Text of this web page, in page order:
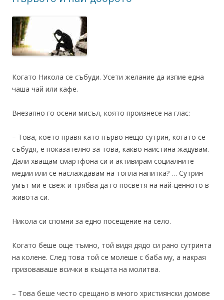
Когато Никола се събуди. Усети желание да изпие една
чаша чай или кафе.
Внезапно го осени мисъл, която произнесе на глас:
– Това, което правя като първо нещо сутрин, когато се
събудя, е показателно за това, какво наистина жадувам.
Дали хващам смартфона си и активирам социалните
медии или се наслаждавам на топла напитка? … Сутрин
умът ми е свеж и трябва да го посветя на най-ценното в
живота си.
Никола си спомни за едно посещение на село.
Когато беше още тъмно, той видя дядо си рано сутринта
на колене. След това той се молеше с баба му, а накрая
призоваваше всички в къщата на молитва.
– Това беше често срещано в много християнски домове